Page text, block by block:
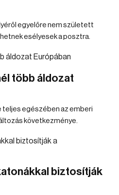
egyelőre nem született
esélyesek a posztra.
több áldozat
teljes egészében az emberi
következménye.
biztosítják